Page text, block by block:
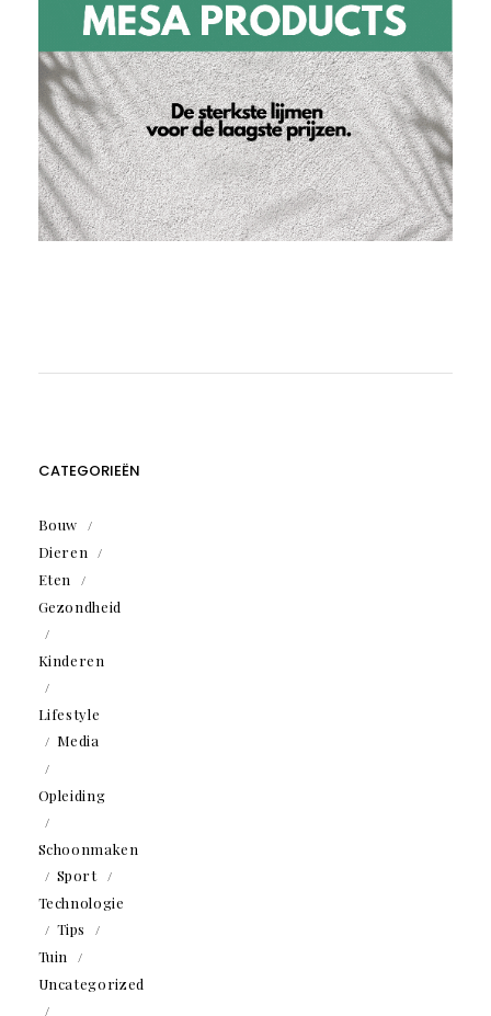
CATEGORIEËN
Bouw
Dieren
Eten
Gezondheid
Kinderen
Lifestyle
Media
Opleiding
Schoonmaken
Sport
Technologie
Tips
Tuin
Uncategorized